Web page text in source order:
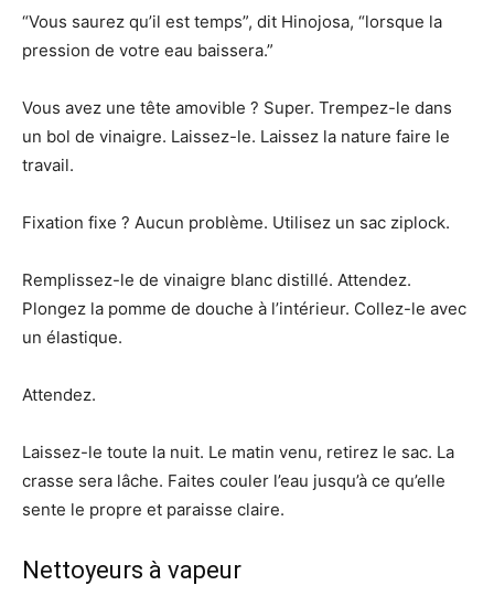
“Vous saurez qu’il est temps”, dit Hinojosa, “lorsque la
pression de votre eau baissera.”
Vous avez une tête amovible ? Super. Trempez-le dans
un bol de vinaigre. Laissez-le. Laissez la nature faire le
travail.
Fixation fixe ? Aucun problème. Utilisez un sac ziplock.
Remplissez-le de vinaigre blanc distillé. Attendez.
Plongez la pomme de douche à l’intérieur. Collez-le avec
un élastique.
Attendez.
Laissez-le toute la nuit. Le matin venu, retirez le sac. La
crasse sera lâche. Faites couler l’eau jusqu’à ce qu’elle
sente le propre et paraisse claire.
Nettoyeurs à vapeur